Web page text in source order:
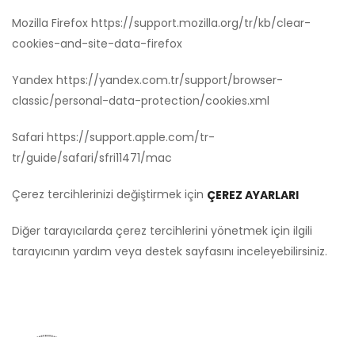
Mozilla Firefox https://support.mozilla.org/tr/kb/clear-
cookies-and-site-data-firefox
Yandex https://yandex.com.tr/support/browser-
classic/personal-data-protection/cookies.xml
Safari https://support.apple.com/tr-
tr/guide/safari/sfri11471/mac
Çerez tercihlerinizi değiştirmek için ÇEREZ AYARLARI
Diğer tarayıcılarda çerez tercihlerini yönetmek için ilgili
tarayıcının yardım veya destek sayfasını inceleyebilirsiniz.